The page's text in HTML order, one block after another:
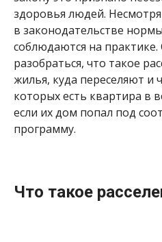
здоровья людей.
в законодательстве
соблюдаются на
разобраться, что такое
жилья, куда переселяют и
которых есть квартира в
если их дом попал под
программу.
Что такое